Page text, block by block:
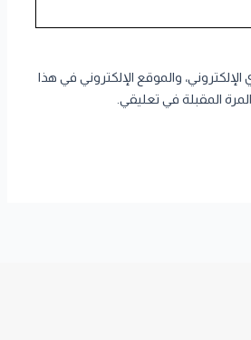
والموقع الإلكتروني في هذا
المقبلة في تعليقي.